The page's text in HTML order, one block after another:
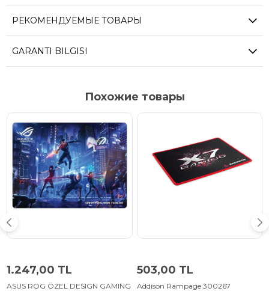
РЕКОМЕНДУЕМЫЕ ТОВАРЫ
GARANTI BILGISI
Похожие товары
1.247,00 TL
ASUS ROG ÖZEL DESIGN GAMING
503,00 TL
Addison Rampage 300267